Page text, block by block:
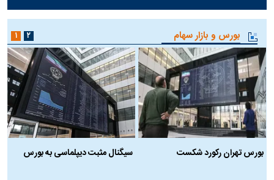
بورس و بازار سهام
بورس تهران رکورد شکست
سیگنال مثبت دیپلماسی به بورس
۱ ۲